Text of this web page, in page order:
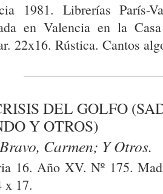
1981. Librerías París-
en Valencia en la
22x16. Rústica. Cantos
DEL GOLFO
Y OTROS)
Carmen; Y Otros.
16. Año XV. Nº 175.
x 17.